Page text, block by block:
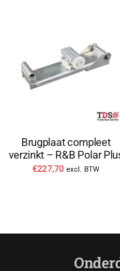
Brugplaat compleet
verzinkt – R&B Polar
€227,70 excl. BTW